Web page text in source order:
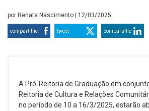
por Renata Nascimento | 12/03/2025
compartilhe tweet compartilhe
A Pró-Reitoria de Graduação em
Reitoria de Cultura e Relações
no período de 10 a 16/3/2025, estarão